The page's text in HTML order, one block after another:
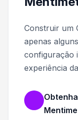
Construir um
apenas
configuração
experiência